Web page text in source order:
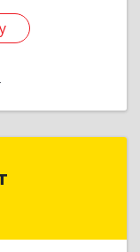
Алнэт
Назарово г,